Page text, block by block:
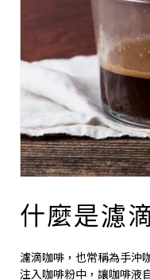
什麼是濾
濾滴咖啡，也常稱為手沖
注入咖啡粉中，讓咖啡液